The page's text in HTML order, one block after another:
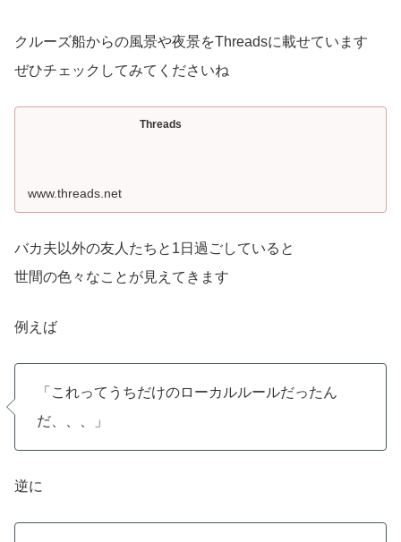
クルーズ船からの風景や夜景をThreadsに載せています
ぜひチェックしてみてくださいね
Threads
www.threads.net
バカ夫以外の友人たちと1日過ごしていると
世間の色々なことが見えてきます
例えば
「これってうちだけのローカルルールだったん
だ、、、」
逆に